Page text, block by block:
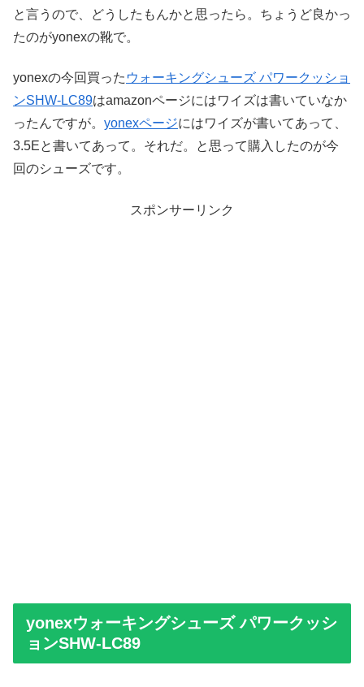
と言うので、どうしたもんかと思ったら。ちょうど良かっ
たのがyonexの靴で。
yonexの今回買った ウォーキングシューズ パワークッショ
ンSHW-LC89はamazonページにはワイズは書いていなか
ったんですが。 yonexページにはワイズが書いてあって、
3.5Eと書いてあって。それだ。と思って購入したのが今
回のシューズです。
スポンサーリンク
yonexウォーキングシューズ パワークッシ
ョンSHW-LC89